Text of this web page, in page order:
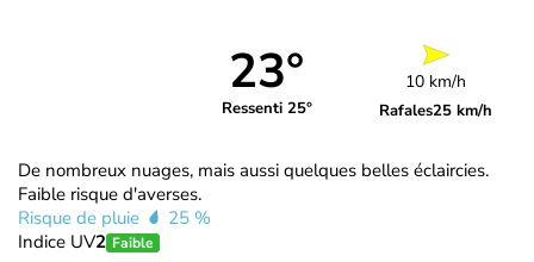
23°
Ressenti 25°
10 km/h
Rafales25 km/h
De nombreux nuages, mais aussi quelques belles éclaircies.
Faible risque d'averses.
Risque de pluie
25 %
Indice UV2 Faible